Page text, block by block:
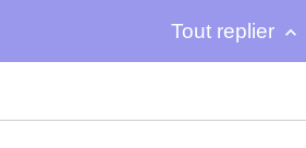
Tout replier keyboard_arrow_up